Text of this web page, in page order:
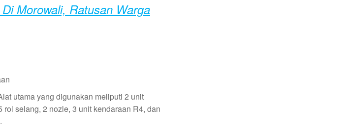
Morowali, Ratusan Warga
utama yang digunakan meliputi 2 unit
selang, 2 nozle, 3 unit kendaraan R4, dan